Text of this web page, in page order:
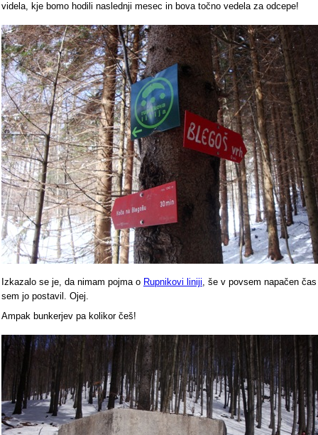
videla, kje bomo hodili naslednji mesec in bova točno vedela za odcepe!
Izkazalo se je, da nimam pojma o Rupnikovi liniji , še v povsem napačen čas
sem jo postavil. Ojej.
Ampak bunkerjev pa kolikor češ!